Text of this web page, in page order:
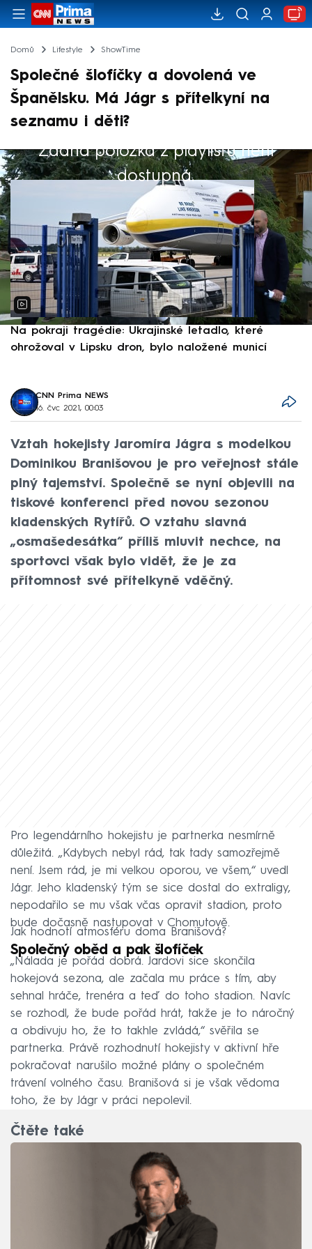
Domů Lifestyle ShowTime
Společné šlofíčky a dovolená ve
Španělsku. Má Jágr s přítelkyní na
seznamu i děti?
Žádná položka z playlistu není
dostupná.
Výběr redakce
Na pokraji tragédie: Ukrajinské letadlo, které
ohrožoval v Lipsku dron, bylo naložené municí
CNN Prima NEWS
16. čvc 2021, 00:03
Vztah hokejisty Jaromíra Jágra s modelkou
Dominikou Branišovou je pro veřejnost stále
plný tajemství. Společně se nyní objevili na
tiskové konferenci před novou sezonou
kladenských Rytířů. O vztahu slavná
„osmašedesátka“ příliš mluvit nechce, na
sportovci však bylo vidět, že je za
přítomnost své přítelkyně vděčný.
Pro legendárního hokejistu je partnerka nesmírně
důležitá. „Kdybych nebyl rád, tak tady samozřejmě
není. Jsem rád, je mi velkou oporou, ve všem,“ uvedl
Jágr. Jeho kladenský tým se sice dostal do extraligy,
nepodařilo se mu však včas opravit stadion, proto
bude dočasně nastupovat v Chomutově.
Jak hodnotí atmosféru doma Branišová?
Společný oběd a pak šlofíček
„Nálada je pořád dobrá. Jardovi sice skončila
hokejová sezona, ale začala mu práce s tím, aby
sehnal hráče, trenéra a teď do toho stadion. Navíc
se rozhodl, že bude pořád hrát, takže je to náročný
a obdivuju ho, že to takhle zvládá,“ svěřila se
partnerka. Právě rozhodnutí hokejisty v aktivní hře
pokračovat narušilo možné plány o společném
trávení volného času. Branišová si je však vědoma
toho, že by Jágr v práci nepolevil.
Čtěte také